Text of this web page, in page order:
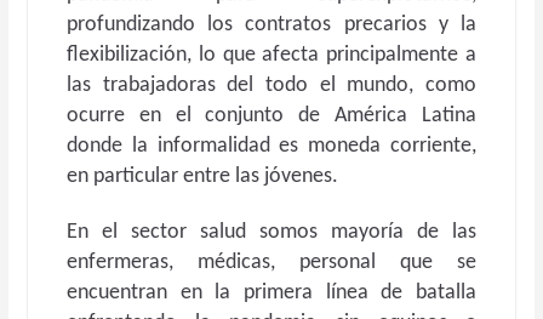
profundizando los contratos precarios y la
flexibilización, lo que afecta principalmente a
las trabajadoras del todo el mundo, como
ocurre en el conjunto de América Latina
donde la informalidad es moneda corriente,
en particular entre las jóvenes.
En el sector salud somos mayoría de las
enfermeras, médicas, personal que se
encuentran en la primera línea de batalla